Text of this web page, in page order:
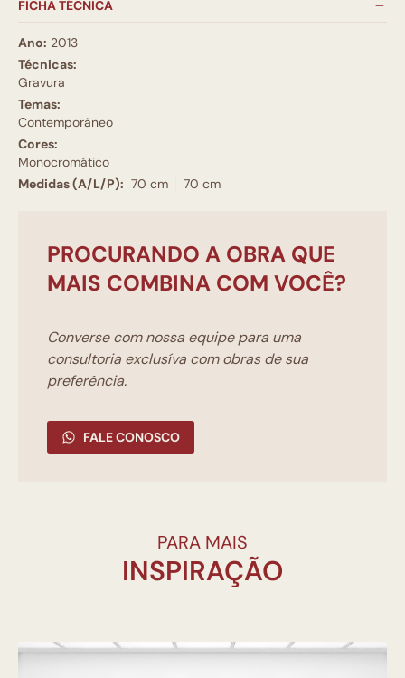
FICHA TÉCNICA
Ano: 2013
Técnicas:
Gravura
Temas:
Contemporâneo
Cores:
Monocromático
Medidas (A/L/P): 70 cm 70 cm
PROCURANDO A OBRA QUE
MAIS COMBINA COM VOCÊ?
Converse com nossa equipe para uma
consultoria exclusíva com obras de sua
preferência.
FALE CONOSCO
PARA MAIS
INSPIRAÇÃO